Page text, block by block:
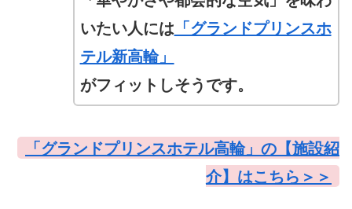
いたい人には 「グランドプリンスホ
テル新高輪」
がフィットしそうです。
「グランドプリンスホテル高輪」の【施設紹
介】はこちら＞＞